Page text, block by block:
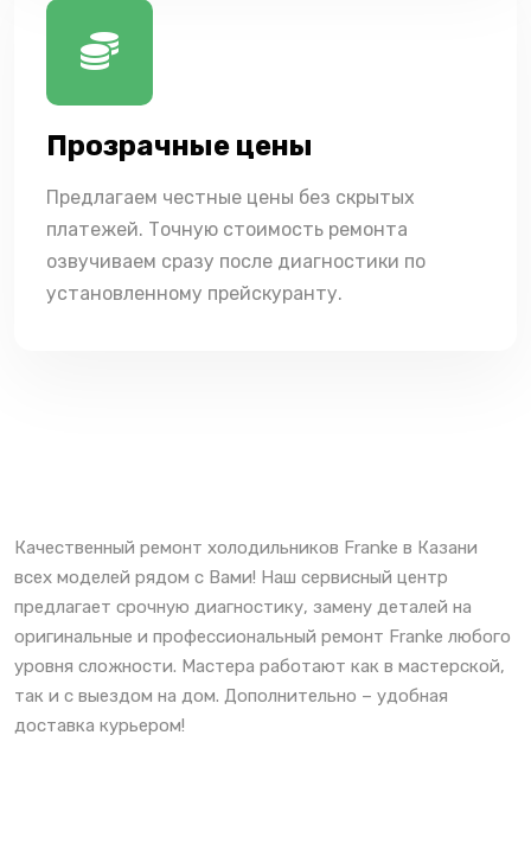
Прозрачные цены
Предлагаем честные цены без скрытых
платежей. Точную стоимость ремонта
озвучиваем сразу после диагностики по
установленному прейскуранту.
Качественный ремонт холодильников Franke в Казани
всех моделей рядом с Вами! Наш сервисный центр
предлагает срочную диагностику, замену деталей на
оригинальные и профессиональный ремонт Franke любого
уровня сложности. Мастера работают как в мастерской,
так и с выездом на дом. Дополнительно – удобная
доставка курьером!